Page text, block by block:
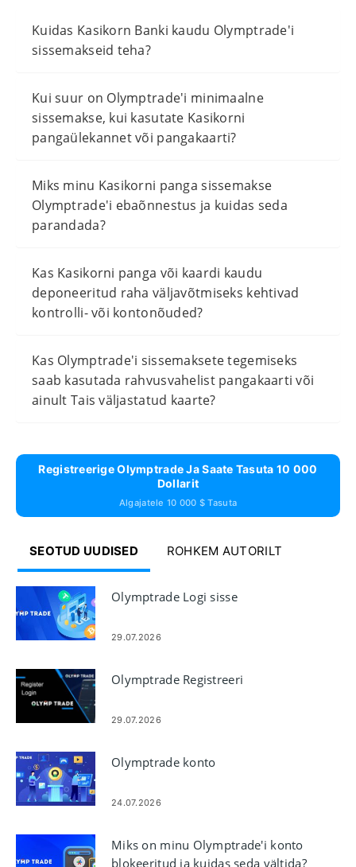
Kuidas Kasikorn Banki kaudu Olymptrade'i
sissemakseid teha?
Kui suur on Olymptrade'i minimaalne
sissemakse, kui kasutate Kasikorni
pangaülekannet või pangakaarti?
Miks minu Kasikorni panga sissemakse
Olymptrade'i ebaõnnestus ja kuidas seda
parandada?
Kas Kasikorni panga või kaardi kaudu
deponeeritud raha väljavõtmiseks kehtivad
kontrolli- või kontonõuded?
Kas Olymptrade'i sissemaksete tegemiseks
saab kasutada rahvusvahelist pangakaarti või
ainult Tais väljastatud kaarte?
Registreerige Olymptrade Ja Saate Tasuta 10 000
Dollarit
Algajatele 10 000 $ Tasuta
SEOTUD UUDISED ROHKEM AUTORILT
Olymptrade Logi sisse
29.07.2026
Olymptrade Registreeri
29.07.2026
Olymptrade konto
24.07.2026
Miks on minu Olymptrade'i konto
blokeeritud ja kuidas seda vältida?